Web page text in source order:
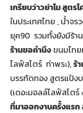
เกรียบว่าวย่าโม สูตรโ
ในประเทศไทย , น้ำ
ยุค90 รวมทั้งยังมีร้า
ร้านขอคำนึง ขนมไท
ไลฟ์สโตร์ ท่าพระ),ร้
บรรทัดทอง สูตรแป้ง
(เดอะมอลล์ไลฟ์สโต
ที่มาออกงานครั้งแรก